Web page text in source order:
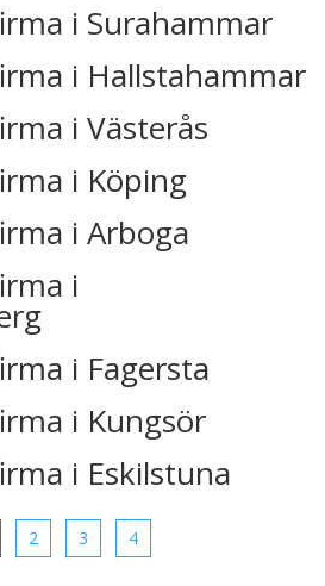
i Surahammar
i Hallstahammar
i Västerås
i Köping
i Arboga
i
i Fagersta
i Kungsör
i Eskilstuna
2 3 4